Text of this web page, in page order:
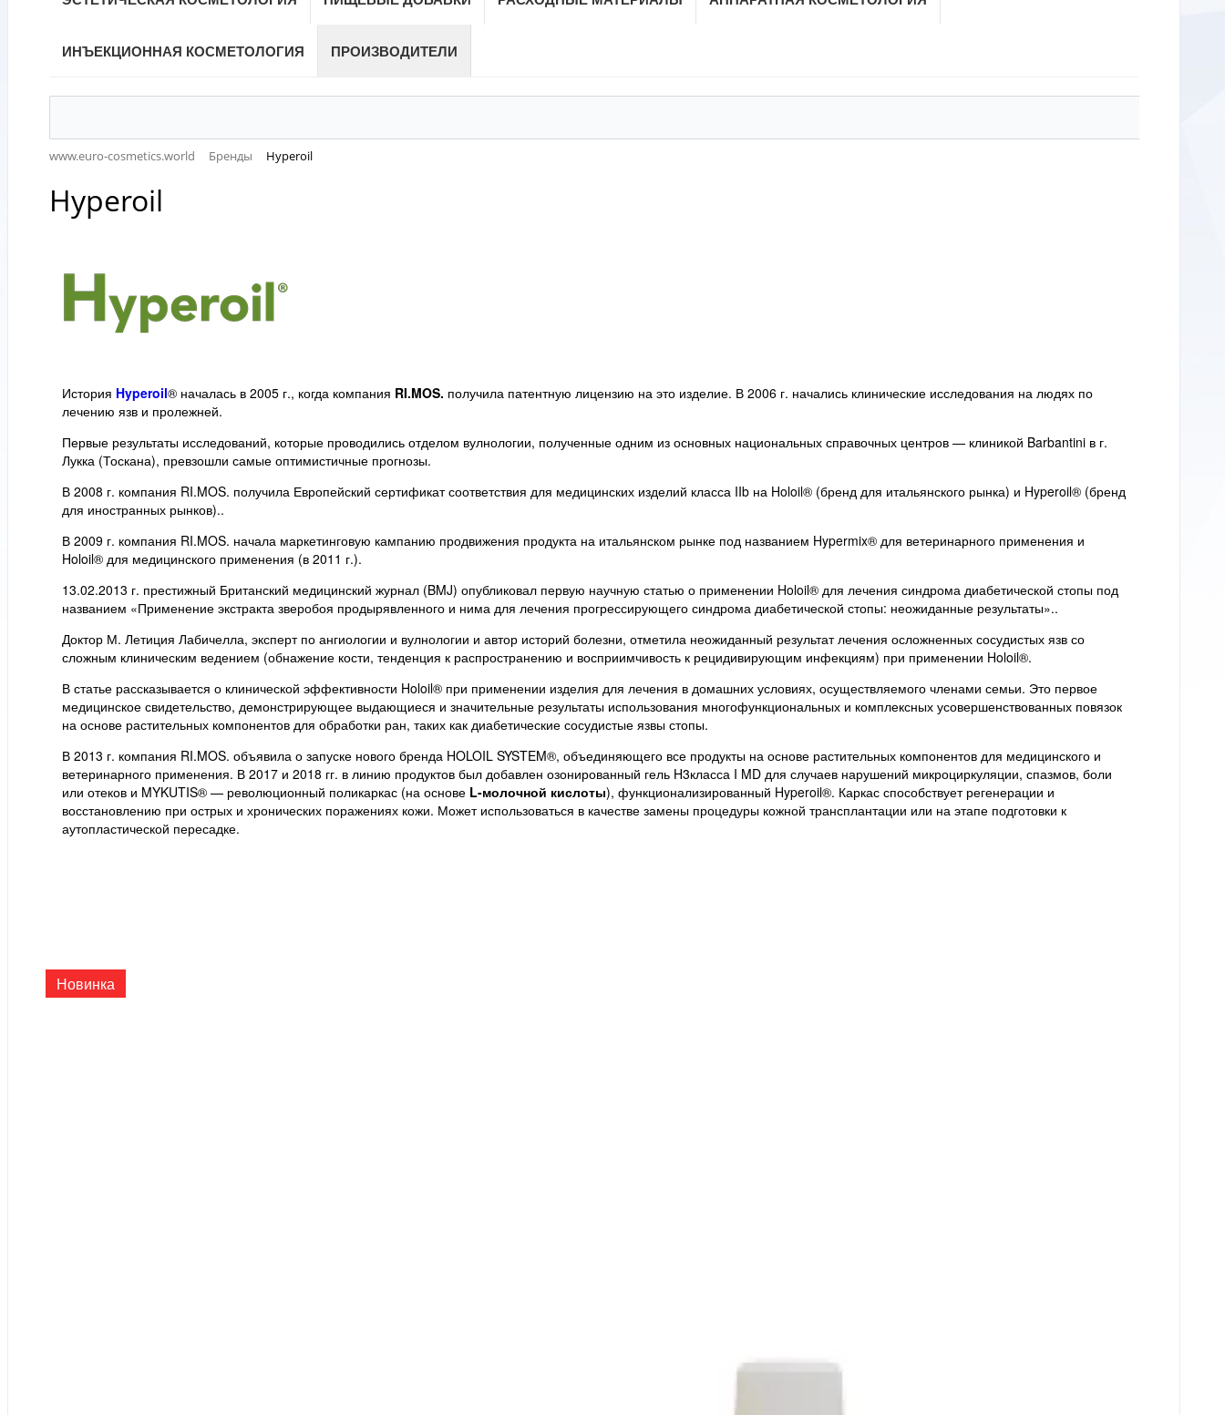
ИНЪЕКЦИОННАЯ КОСМЕТОЛОГИЯ ПРОИЗВОДИТЕЛИ
www.euro-cosmetics.world Бренды Hyperoil
Hyperoil
История Hyperoil® началась в 2005 г., когда компания RI.MOS. получила патентную лицензию на это изделие. В 2006 г. начались клинические исследования на людях по
лечению язв и пролежней.
Первые результаты исследований, которые проводились отделом вулнологии, полученные одним из основных национальных справочных центров — клиникой Barbantini в г.
Лукка (Тоскана), превзошли самые оптимистичные прогнозы.
В 2008 г. компания RI.MOS. получила Европейский сертификат соответствия для медицинских изделий класса IIb на Holoil® (бренд для итальянского рынка) и Hyperoil® (бренд
для иностранных рынков)..
В 2009 г. компания RI.MOS. начала маркетинговую кампанию продвижения продукта на итальянском рынке под названием Hypermix® для ветеринарного применения и
Holoil® для медицинского применения (в 2011 г.).
13.02.2013 г. престижный Британский медицинский журнал (BMJ) опубликовал первую научную статью о применении Holoil® для лечения синдрома диабетической стопы под
названием «Применение экстракта зверобоя продырявленного и нима для лечения прогрессирующего синдрома диабетической стопы: неожиданные результаты»..
Доктор М. Летиция Лабичелла, эксперт по ангиологии и вулнологии и автор историй болезни, отметила неожиданный результат лечения осложненных сосудистых язв со
сложным клиническим ведением (обнажение кости, тенденция к распространению и восприимчивость к рецидивирующим инфекциям) при применении Holoil®.
В статье рассказывается о клинической эффективности Holoil® при применении изделия для лечения в домашних условиях, осуществляемого членами семьи. Это первое
медицинское свидетельство, демонстрирующее выдающиеся и значительные результаты использования многофункциональных и комплексных усовершенствованных повязок
на основе растительных компонентов для обработки ран, таких как диабетические сосудистые язвы стопы.
В 2013 г. компания RI.MOS. объявила о запуске нового бренда HOLOIL SYSTEM®, объединяющего все продукты на основе растительных компонентов для медицинского и
ветеринарного применения. В 2017 и 2018 гг. в линию продуктов был добавлен озонированный гель H3класса I MD для случаев нарушений микроциркуляции, спазмов, боли
или отеков и MYKUTIS® — революционный поликаркас (на основе L-молочной кислоты), функционализированный Hyperoil®. Каркас способствует регенерации и
восстановлению при острых и хронических поражениях кожи. Может использоваться в качестве замены процедуры кожной трансплантации или на этапе подготовки к
аутопластической пересадке.
Новинка